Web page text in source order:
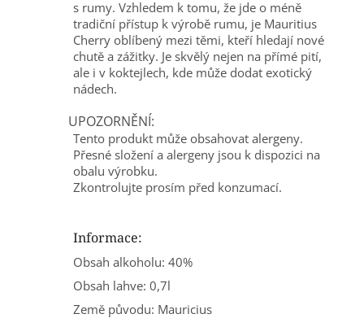
s rumy. Vzhledem k tomu, že jde o méně
tradiční přístup k výrobě rumu, je Mauritius
Cherry oblíbený mezi těmi, kteří hledají nové
chutě a zážitky. Je skvělý nejen na přímé pití,
ale i v koktejlech, kde může dodat exotický
nádech.
UPOZORNĚNÍ:
Tento produkt může obsahovat alergeny.
Přesné složení a alergeny jsou k dispozici na
obalu výrobku.
Zkontrolujte prosím před konzumací.
Informace:
Obsah alkoholu: 40%
Obsah lahve: 0,7l
Země původu: Mauricius